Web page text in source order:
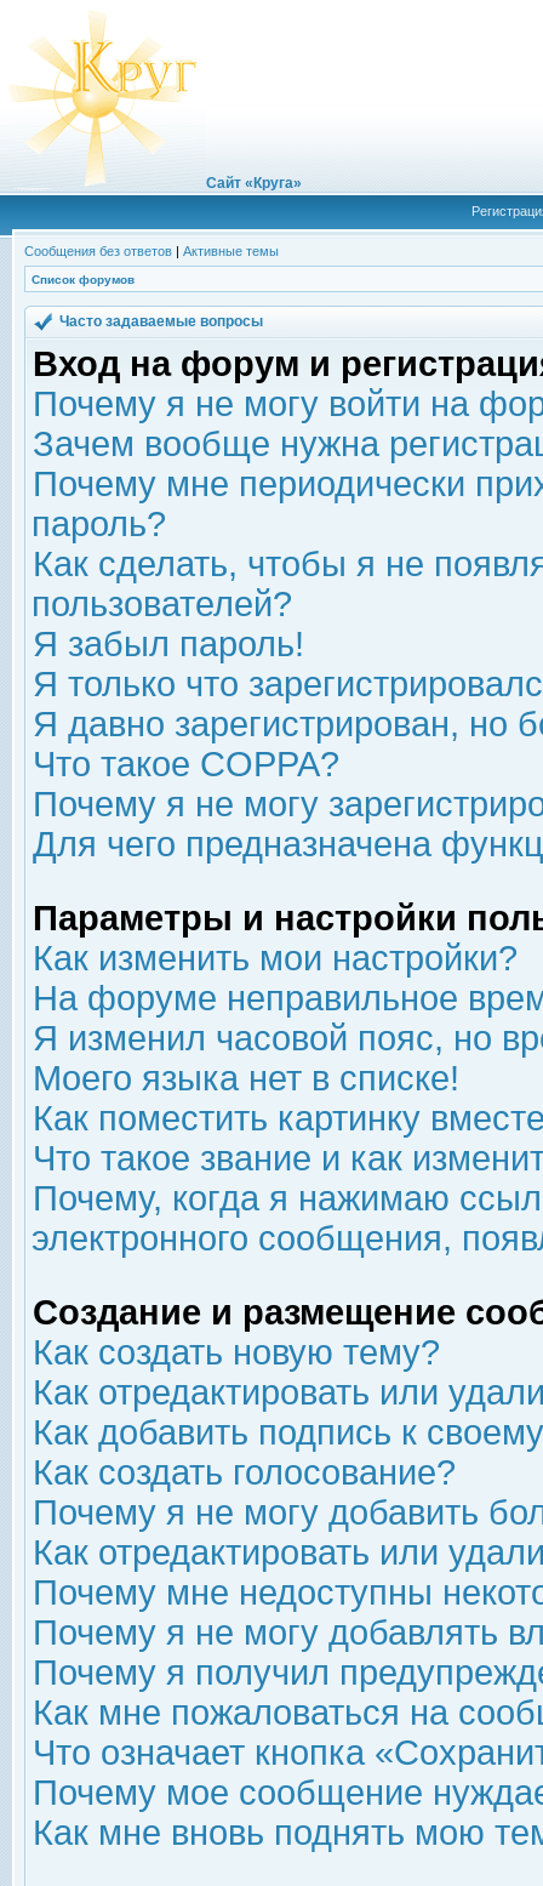
Сайт «Круга»
Сообщения без ответов | Активные темы
Список форумов
Часто задаваемые вопросы
Вход на форум и
Почему я не могу войти на
Зачем вообще нужна
Почему мне периодически
пароль?
Как сделать, чтобы я не
пользователей?
Я забыл пароль!
Я только что
Я давно зарегистрирован, но
Что такое COPPA?
Почему я не могу
Для чего предназначена
Параметры и настройки
Как изменить мои настройки?
На форуме неправильное
Я изменил часовой пояс, но
Моего языка нет в списке!
Как поместить картинку
Что такое звание и как
Почему, когда я нажимаю
электронного сообщения,
Создание и размещение
Как создать новую тему?
Как отредактировать или
Как добавить подпись к
Как создать голосование?
Почему я не могу добавить
Как отредактировать или
Почему мне недоступны
Почему я не могу добавлять
Почему я получил
Как мне пожаловаться на
Что означает кнопка
Почему мое сообщение
Как мне вновь поднять мою